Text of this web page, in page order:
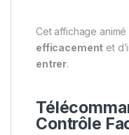
Cet affichage
efficacement et
entrer.
Contrôle